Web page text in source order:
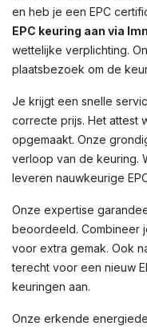
en heb je een EPC
EPC keuring aan via
wettelijke verplichting.
plaatsbezoek om de
Je krijgt een snelle
correcte prijs. Het attest
opgemaakt. Onze
verloop van de keuring.
leveren nauwkeurige
Onze expertise
beoordeeld. Combineer
voor extra gemak. Ook
terecht voor een nieuw
keuringen aan.
Onze erkende